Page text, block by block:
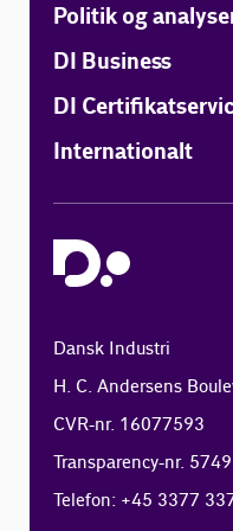
Politik og
DI Business
DI
Internationalt
Dansk Industri
H. C. Andersens
CVR-nr. 16077593
Transparency-nr.
Telefon: +45 3377